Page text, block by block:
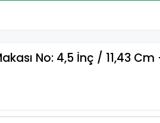
No: 4,5 İnç / 11,43 Cm